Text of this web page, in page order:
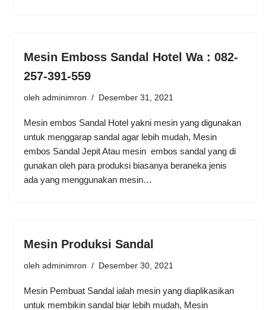
Mesin Emboss Sandal Hotel Wa : 082-
257-391-559
oleh adminimron Desember 31, 2021
Mesin embos Sandal Hotel yakni mesin yang digunakan
untuk menggarap sandal agar lebih mudah, Mesin
embos Sandal Jepit Atau mesin embos sandal yang di
gunakan oleh para produksi biasanya beraneka jenis
ada yang menggunakan mesin…
Mesin Produksi Sandal
oleh adminimron Desember 30, 2021
Mesin Pembuat Sandal ialah mesin yang diaplikasikan
untuk membikin sandal biar lebih mudah, Mesin